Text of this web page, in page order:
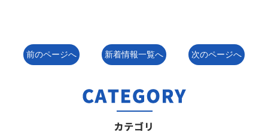
前のページへ 新着情報一覧へ 次のページへ